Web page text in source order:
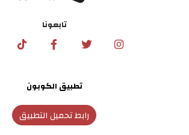
تابعونا
تطبيق الكوبون
رابط تحميل التطبيق